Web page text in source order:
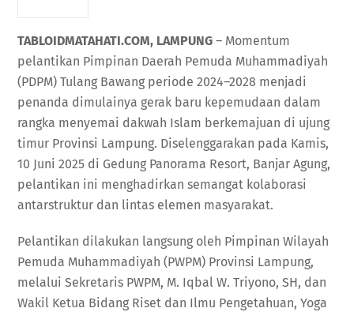
TABLOIDMATAHATI.COM, LAMPUNG – Momentum
pelantikan Pimpinan Daerah Pemuda Muhammadiyah
(PDPM) Tulang Bawang periode 2024–2028 menjadi
penanda dimulainya gerak baru kepemudaan dalam
rangka menyemai dakwah Islam berkemajuan di ujung
timur Provinsi Lampung. Diselenggarakan pada Kamis,
10 Juni 2025 di Gedung Panorama Resort, Banjar Agung,
pelantikan ini menghadirkan semangat kolaborasi
antarstruktur dan lintas elemen masyarakat.
Pelantikan dilakukan langsung oleh Pimpinan Wilayah
Pemuda Muhammadiyah (PWPM) Provinsi Lampung,
melalui Sekretaris PWPM, M. Iqbal W. Triyono, SH, dan
Wakil Ketua Bidang Riset dan Ilmu Pengetahuan, Yoga